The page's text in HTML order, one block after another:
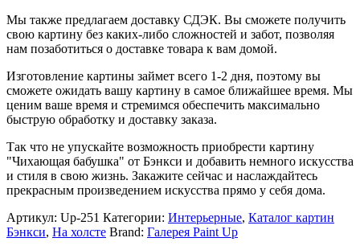
Мы также предлагаем доставку СДЭК. Вы сможете получить
свою картину без каких-либо сложностей и забот, позволяя
нам позаботиться о доставке товара к вам домой.
Изготовление картины займет всего 1-2 дня, поэтому вы
сможете ожидать вашу картину в самое ближайшее время. Мы
ценим ваше время и стремимся обеспечить максимально
быструю обработку и доставку заказа.
Так что не упускайте возможность приобрести картину
"Чихающая бабушка" от Бэнкси и добавить немного искусства
и стиля в свою жизнь. Закажите сейчас и наслаждайтесь
прекрасным произведением искусства прямо у себя дома.
Артикул: Up-251 Категории: Интерьерные, Каталог картин
Бэнкси, На холсте Brand: Галерея Paint Up